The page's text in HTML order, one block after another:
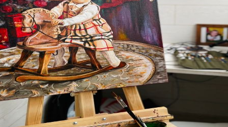
Выберите из списка: